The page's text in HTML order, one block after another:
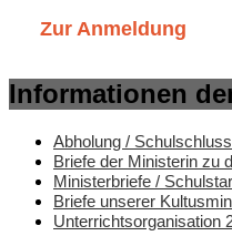
Zur Anmeldung
Informationen
Abholung /
Briefe der Ministerin zu
Ministerbriefe /
Briefe unserer
Unterrichtsorganisation